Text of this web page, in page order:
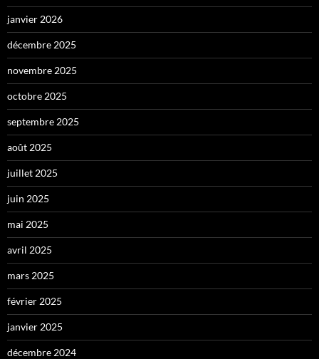
janvier 2026
décembre 2025
novembre 2025
octobre 2025
septembre 2025
août 2025
juillet 2025
juin 2025
mai 2025
avril 2025
mars 2025
février 2025
janvier 2025
décembre 2024